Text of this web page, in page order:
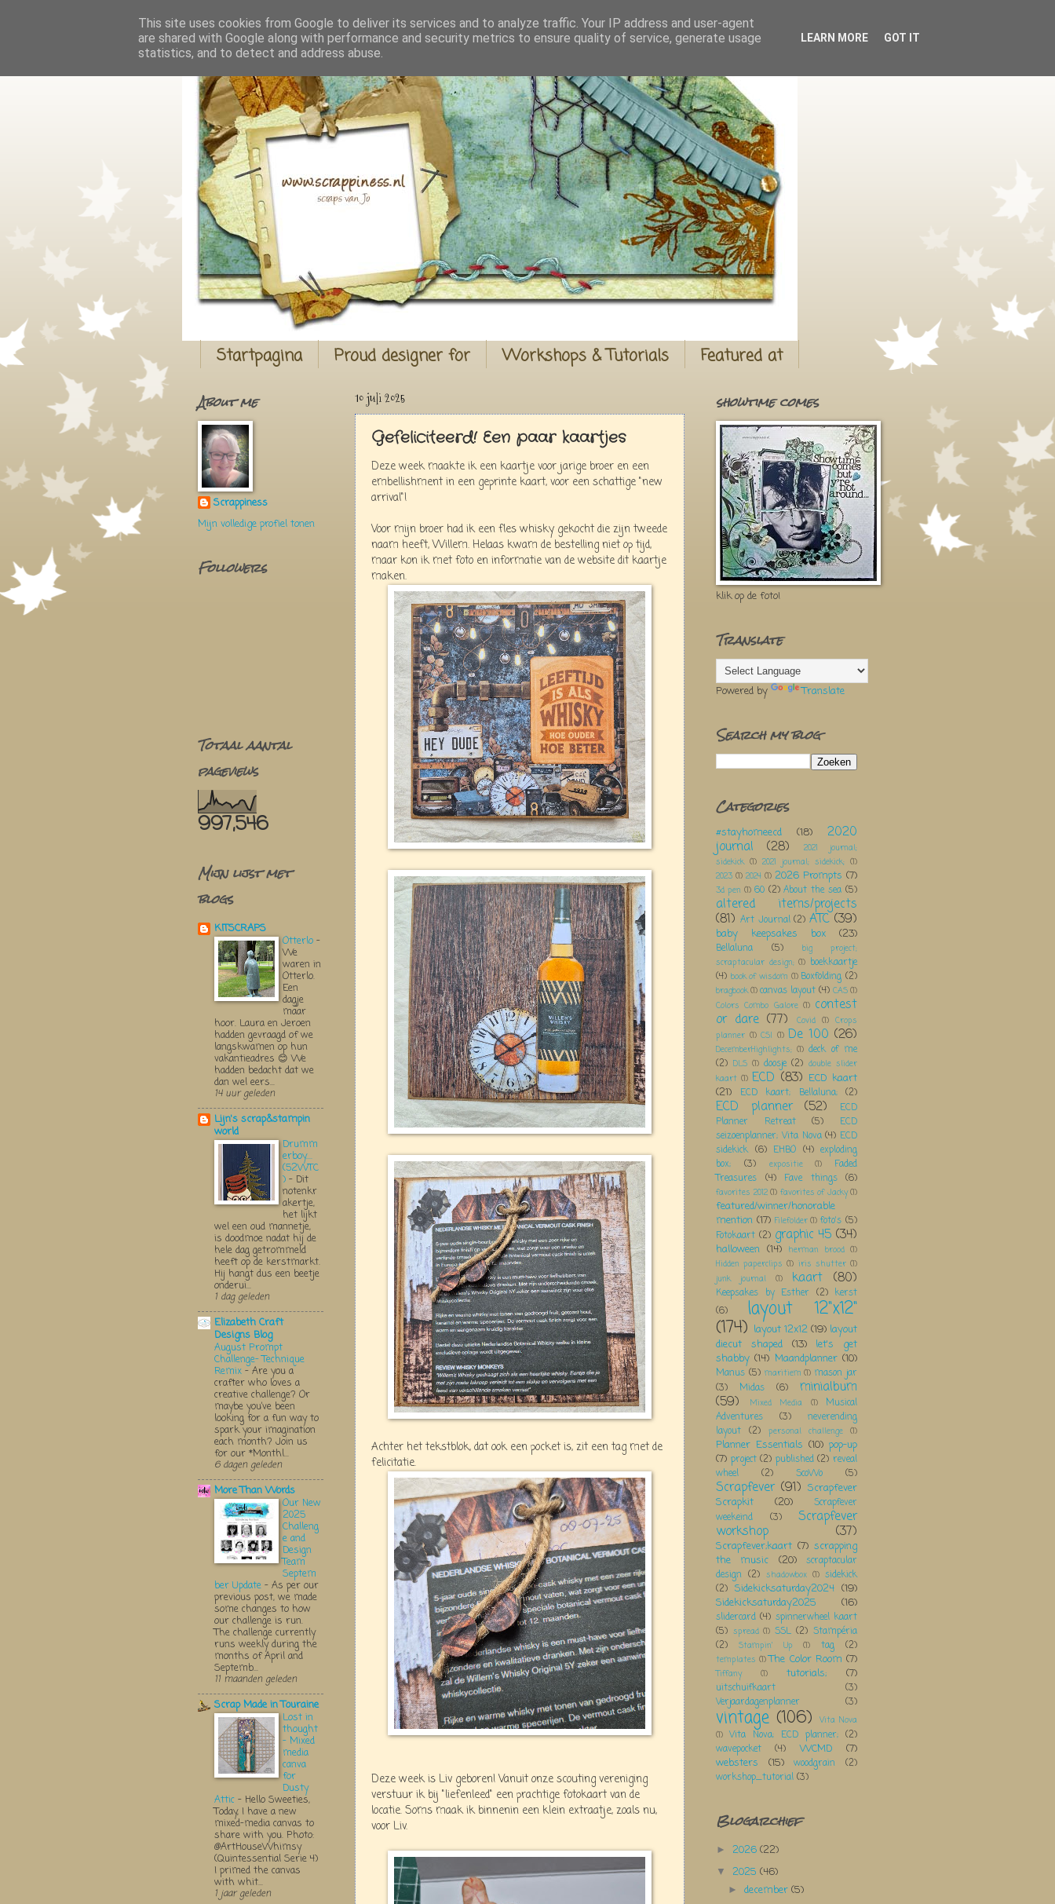
Startpagina Proud designer for Workshops & Tutorials Featured at
10 juli 2025
Gefeliciteerd! Een paar kaartjes
Deze week maakte ik een kaartje voor jarige broer en een
embellishment in een geprinte kaart, voor een schattige "new
arrival"!
Voor mijn broer had ik een fles whisky gekocht die zijn tweede
naam heeft, Willem. Helaas kwam de bestelling niet op tijd,
maar kon ik met foto en informatie van de website dit kaartje
maken.
Achter het tekstblok, dat ook een pocket is, zit een tag met de
felicitatie.
Deze week is Liv geboren! Vanuit onze scouting vereniging
verstuur ik bij "liefenleed" een prachtige fotokaart van de
locatie. Soms maak ik binnenin een klein extraatje, zoals nu,
voor Liv.
About me
Scrappiness
Mijn volledige profiel tonen
Followers
Totaal aantal
pageviews
997,546
Mijn lijst met
blogs
KITSCRAPS
Otterlo -
We
waren in
Otterlo.
Een
dagje
maar
hoor. Laura en Jeroen
hadden gevraagd of we
langskwamen op hun
vakantieadres 😊 We
hadden bedacht dat we
dan wel eers...
14 uur geleden
Lijn's scrap&stampin
world
Drumm
erboy....
(52WTC
) - Dit
notenkr
akertje,
het lijkt
wel een oud mannetje,
is doodmoe nadat hij de
hele dag getrommeld
heeft op de kerstmarkt.
Hij hangt dus een beetje
onderui...
1 dag geleden
Elizabeth Craft
Designs Blog
August Prompt
Challenge- Technique
Remix - Are you a
crafter who loves a
creative challenge? Or
maybe you’ve been
looking for a fun way to
spark your imagination
each month? Join us
for our *Monthl...
6 dagen geleden
More Than Words
Our New
2025
Challeng
e and
Design
Team
Septem
ber Update - As per our
previous post, we made
some changes to how
our challenge is run.
The challenge currently
runs weekly during the
months of April and
Septemb...
11 maanden geleden
Scrap Made in Touraine
Lost in
thought
- Mixed
media
canva
for
Dusty
Attic - Hello Sweeties,
Today, I have a new
mixed-media canvas to
share with you. Photo:
@ArtHouseWhimsy
(Quintessential Serie 4)
I primed the canvas
with whit...
1 jaar geleden
showtime comes
klik op de foto!
Translate
Powered by Translate
Search my blog
Categories
#stayhomeecd (18) 2020
journal (28)
2021 journal;
sidekick (1) 2021 journal; sidekick; (1)
2023 (1) 2024 (1) 2026 Prompts (7)
3d pen (1) 60 (2) About the sea (5)
altered items/projects
(81) Art Journal (2) ATC (39)
baby keepsakes box (23)
Bellaluna (5)
big project;
scraptacular design; (1) boekkaartje
(4) book of wisdom (1) Boxfolding (2)
bragbook(1)canvas layout (4) CAS(1)
Colors Combo Galore (1) contest
or dare (77) Covid (1) Crops
planner (1) CSI (1) De 100 (26)
DecemberHighlights; (1) deck of me
(2) DLS (1) doosje (2) double slider
kaart (1) ECD (83) ECD kaart
(21)
ECD kaart; Bellaluna; (2)
ECD planner (52)
ECD
Planner Retreat
(5)
ECD
seizoenplanner; Vita Nova (4) ECD
sidekick (6) EHBO (4) exploding
box;
(3) expositie (1)
Faded
Treasures
(4) Fave things (6)
favorites 2012 (1) favorites of Jacky (1)
featured/winner/honorable
mention (17) Filefolder (1) foto's (5)
Fotokaart (2) graphic 45 (34)
halloween (14) herman brood (1)
Hidden paperclips (1) iris shutter (1)
junk journal
(1) kaart (80)
Keepsakes by Esther (2) kerst
(6)
layout 12"x12"
(174) layout 12x12 (19) layout
diecut shaped
(13)
let's get
shabby (14) Maandplanner (10)
Manus (5) maritiem (1) mason jar
(3)
Midas (6) minialbum
(59) Mixed Media (1)
Musical
Adventures
(3)
neverending
layout (2) personal challenge (1)
Planner Essentials (10) pop-up
(7) project (2) published (2) reveal
wheel
(2) ScoWo (5)
Scrapfever (91) Scrapfever
Scrapkit
(20)
Scrapfever
weekeind
(3) Scrapfever
workshop (37)
Scrapfever;kaart (7) scrapping
the music
(20)
scraptacular
design (2) shadowbox (1) sidekick
(2) Sidekicksaturday2024 (19)
Sidekicksaturday2025
(16)
slidercard (4) spinnerwheel kaart
(5) spread (1) SSL (2) Stampéria
(2)
Stampin' Up (1) tag (2)
templates (1) The Color Room (7)
Tiffany (1) tutorials; (7)
uitschuifkaart
(3)
Verjaardagenplanner
(3)
vintage (106)
Vita Nova
(1) Vita Nova; ECD planner; (2)
wavepocket
(4) WCMD
(7)
websters
(15) woodgrain
(2)
workshop_tutorial (3)
Blogarchief
► 2026 (22)
▼ 2025 (46)
►december(5)
This site uses cookies from Google to deliver its services and to analyze traffic. Your IP address and user-agent
are shared with Google along with performance and security metrics to ensure quality of service, generate usage
statistics, and to detect and address abuse.
LEARN MORE GOT IT